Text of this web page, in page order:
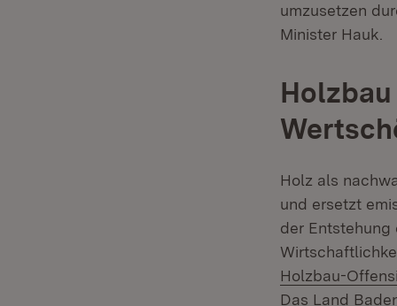
umzusetzen
Minister Hauk.
Holz als
und ersetzt
der Entstehung
Holzbau-
Das Land